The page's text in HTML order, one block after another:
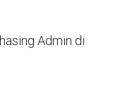
Admin di